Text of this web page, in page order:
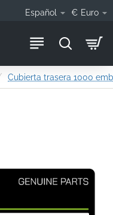
Español € Euro
Cubierta trasera 1000